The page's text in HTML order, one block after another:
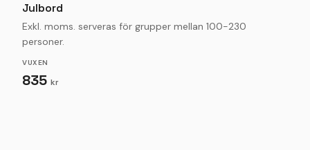
Julbord
Exkl. moms. serveras för grupper mellan 100-230
personer.
VUXEN
835 kr